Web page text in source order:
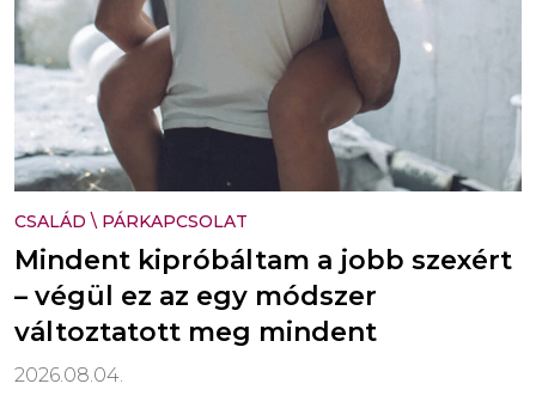
CSALÁD \ PÁRKAPCSOLAT
Mindent kipróbáltam a jobb szexért
– végül ez az egy módszer
változtatott meg mindent
2026.08.04.